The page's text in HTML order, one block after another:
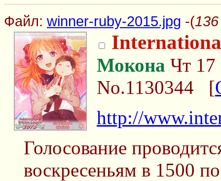
Файл: winner-ruby-2015.jpg -(
Мокона Чт 17
No.1130344 [
http://
Голосование
воскресеньям в 1500